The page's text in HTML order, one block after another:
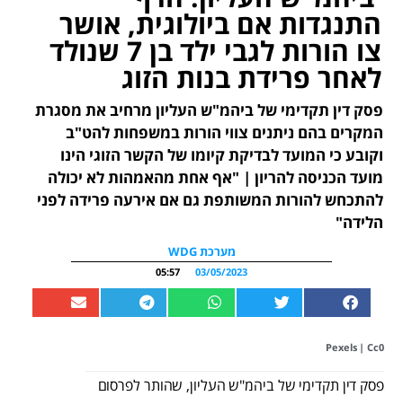
התנגדות אם ביולוגית, אושר
צו הורות לגבי ילד בן 7 שנולד
לאחר פרידת בנות הזוג
פסק דין תקדימי של ביהמ"ש העליון מרחיב את מסגרת
המקרים בהם ניתנים צווי הורות במשפחות להט"ב
וקובע כי המועד לבדיקת קיומו של הקשר הזוגי הינו
מועד הכניסה להריון | "אף אחת מהאמהות לא יכולה
להתכחש להורות המשותפת גם אם אירעה פרידה לפני
הלידה"
מערכת WDG
03/05/2023
05:57
Pexels| Cc0
פסק דין תקדימי של ביהמ"ש העליון, שהותר לפרסום